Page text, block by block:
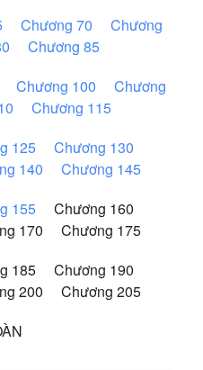
Chương 70
Chương
Chương 85
Chương 100
Chương
Chương 115
125
Chương 130
140
Chương 145
155 Chương 160
170 Chương 175
185 Chương 190
200 Chương 205